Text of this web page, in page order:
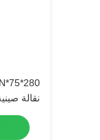
فولت 36 أمبير